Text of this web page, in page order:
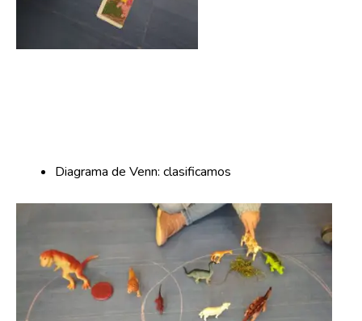
Diagrama de Venn: clasificamos